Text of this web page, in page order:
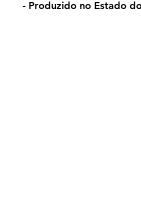
- Produzido no Estado